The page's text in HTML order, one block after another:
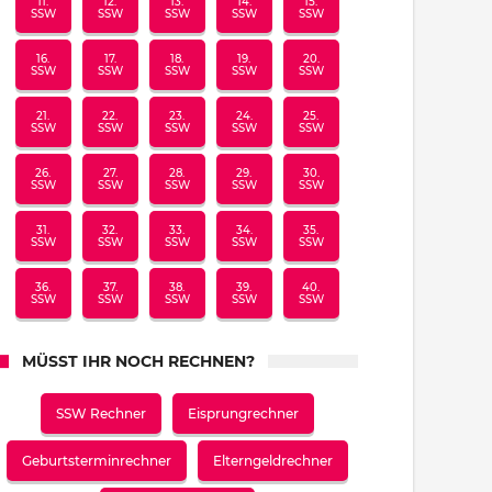
SSW
SSW
SSW
SSW
SSW
16.
SSW
17.
SSW
18.
SSW
19.
SSW
20.
SSW
21.
SSW
22.
SSW
23.
SSW
24.
SSW
25.
SSW
26.
SSW
27.
SSW
28.
SSW
29.
SSW
30.
SSW
31.
SSW
32.
SSW
33.
SSW
34.
SSW
35.
SSW
36.
SSW
37.
SSW
38.
SSW
39.
SSW
40.
SSW
MÜSST IHR NOCH RECHNEN?
SSW Rechner Eisprungrechner
Geburtsterminrechner Elterngeldrechner